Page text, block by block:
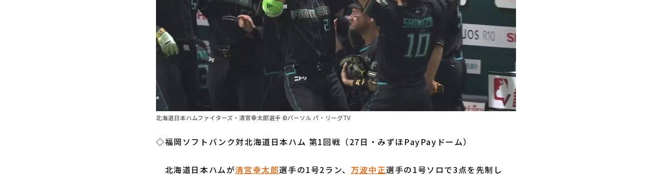
北海道日本ハムファイターズ・清宮幸太郎選手 ©パーソル パ・リーグTV
◇福岡ソフトバンク対北海道日本ハム 第1回戦（27日・みずほPayPayドーム）
北海道日本ハムが清宮幸太郎選手の1号2ラン、 万波中正選手の1号ソロで3点を先制し